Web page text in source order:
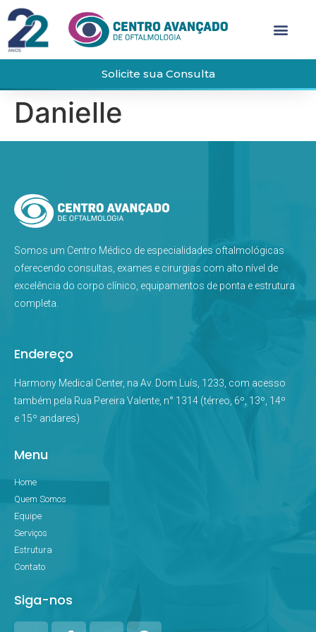
Solicite sua Consulta
Danielle
Somos um Centro Médico de especialidades oftalmológicas
oferecendo consultas, exames e cirurgias com alto nível de
excelência do corpo clínico, equipamentos de ponta e estrutura
completa.
Endereço
Harmony Medical Center, na Av. Dom Luís, 1233, com acesso
também pela Rua Pereira Valente, n° 1314 (térreo, 6º, 13º, 14º
e 15º andares)
Menu
Home
Quem Somos
Equipe
Serviços
Estrutura
Contato
Siga-nos